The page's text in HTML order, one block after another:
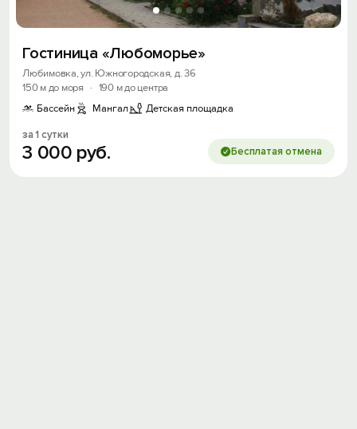
Гостиница «Любоморье»
Любимовка, ул. Южногородская, д. 36
150 м до моря
· 190 м до центра
Бассейн
Мангал Детская площадка
за 1 сутки
3 000 руб. Бесплатая отмена
Скидка −5%
Хочешь дешевле? Оставь почту и получи
промокод на первое бронирование!